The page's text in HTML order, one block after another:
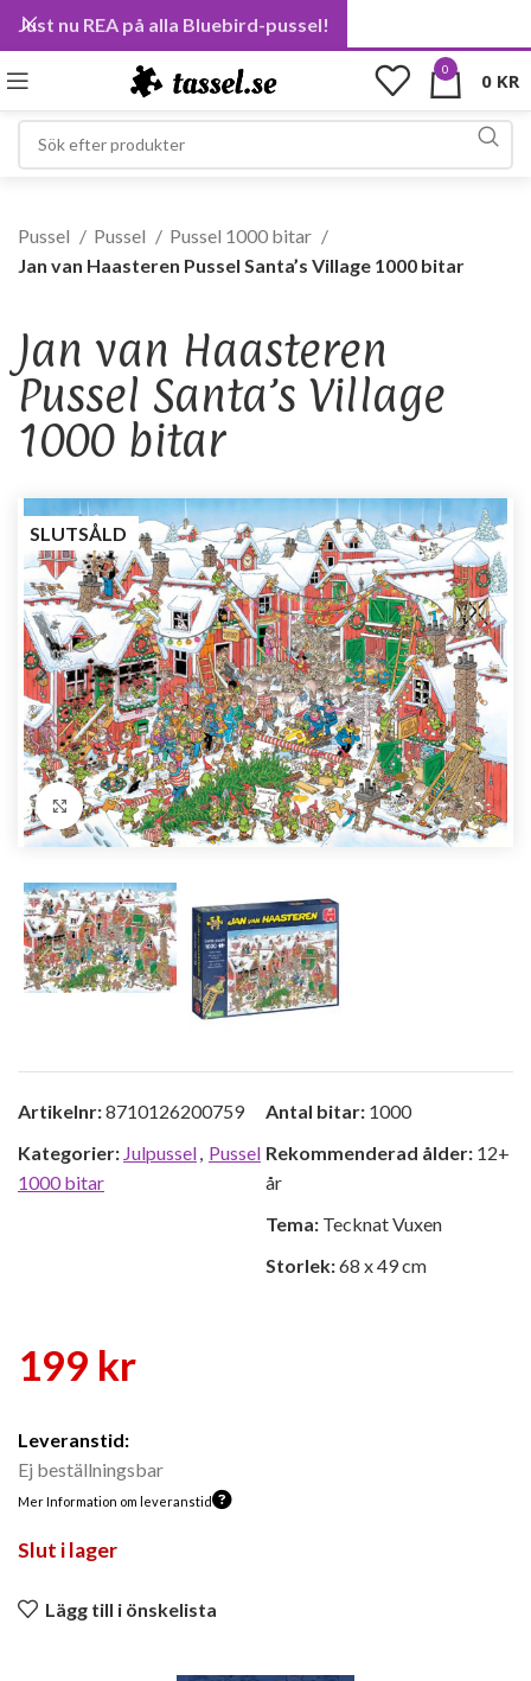
0 0 KR
Pussel Pussel
Pussel 1000 bitar
Jan van Haasteren Pussel Santa’s Village 1000 bitar
Jan van Haasteren
Pussel Santa’s Village
1000 bitar
SLUTSÅLD
Förstora bild
Artikelnr:8710126200759
Kategorier: Julpussel, Pussel
1000 bitar
Antal bitar: 1000
Rekommenderad ålder: 12+
år
Tema: Tecknat Vuxen
Storlek:68 x 49 cm
199 kr
Leveranstid:
Ej beställningsbar
Mer Information om leveranstid
Slut i lager
Lägg till i önskelista
Just nu REA på alla Bluebird-pussel!